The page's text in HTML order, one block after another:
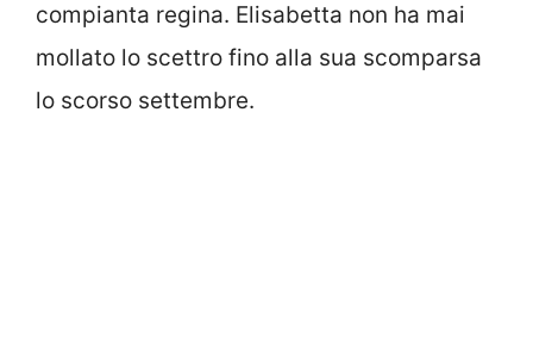
compianta regina. Elisabetta non ha mai
mollato lo scettro fino alla sua scomparsa
lo scorso settembre.